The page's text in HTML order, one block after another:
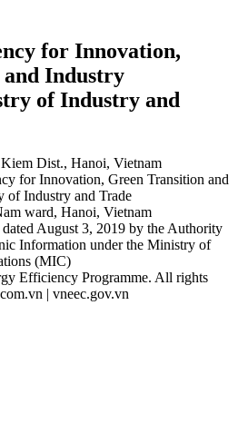
for Innovation,
Industry
of Industry and
Dist., Hanoi, Vietnam
for Innovation, Green Transition and
of Industry and Trade
ward, Hanoi, Vietnam
August 3, 2019 by the Authority
Information under the Ministry of
(MIC)
Efficiency Programme. All rights
| vneec.gov.vn